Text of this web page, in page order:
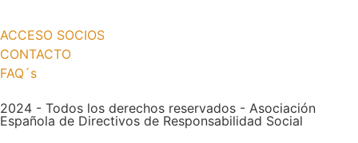
ACCESO SOCIOS
CONTACTO
FAQ´s
2024 - Todos los derechos reservados - Asociación
Española de Directivos de Responsabilidad Social